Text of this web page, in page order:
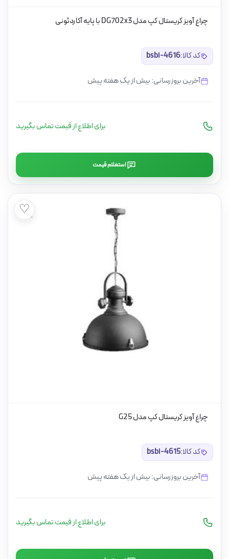
چراغ آویز کریستال کپ مدل DG702x3 با پایه آکاردئونی
کد کالا:bsbi-4616
آخرین بروزرسانی: بیش از یک هفته پیش
برای اطلاع از قیمت تماس بگیرید
استعلام قیمت
♡
چراغ آویز کریستال کپ مدل G25
کد کالا:bsbi-4615
آخرین بروزرسانی: بیش از یک هفته پیش
برای اطلاع از قیمت تماس بگیرید